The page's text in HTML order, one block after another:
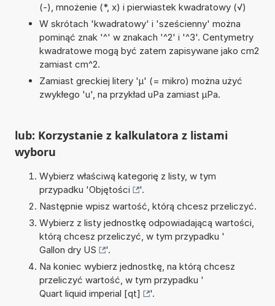
(-), mnożenie (*, x) i pierwiastek kwadratowy (√)
W skrótach 'kwadratowy' i 'sześcienny' można
pominąć znak '^' w znakach '^2' i '^3'. Centymetry
kwadratowe mogą być zatem zapisywane jako cm2
zamiast cm^2.
Zamiast greckiej litery 'µ' (= mikro) można użyć
zwykłego 'u', na przykład uPa zamiast µPa.
lub: Korzystanie z kalkulatora z listami
wyboru
Wybierz właściwą kategorię z listy, w tym
przypadku 'Objętości
'.
Następnie wpisz wartość, którą chcesz przeliczyć.
Wybierz z listy jednostkę odpowiadającą wartości,
którą chcesz przeliczyć, w tym przypadku '
Gallon dry US
'.
Na koniec wybierz jednostkę, na którą chcesz
przeliczyć wartość, w tym przypadku '
Quart liquid imperial [qt]
'.